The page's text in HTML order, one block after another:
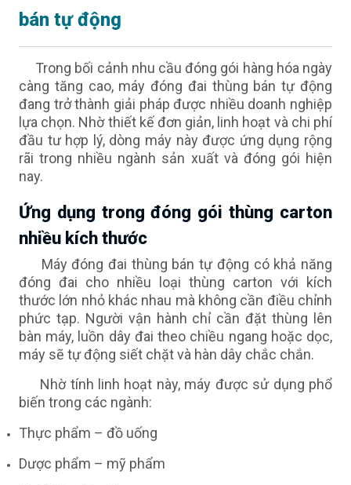
bán tự động
Trong bối cảnh nhu cầu đóng gói hàng hóa ngày
càng tăng cao, máy đóng đai thùng bán tự động
đang trở thành giải pháp được nhiều doanh nghiệp
lựa chọn. Nhờ thiết kế đơn giản, linh hoạt và chi phí
đầu tư hợp lý, dòng máy này được ứng dụng rộng
rãi trong nhiều ngành sản xuất và đóng gói hiện
nay.
Ứng dụng trong đóng gói thùng carton
nhiều kích thước
Máy đóng đai thùng bán tự động có khả năng
đóng đai cho nhiều loại thùng carton với kích
thước lớn nhỏ khác nhau mà không cần điều chỉnh
phức tạp. Người vận hành chỉ cần đặt thùng lên
bàn máy, luồn dây đai theo chiều ngang hoặc dọc,
máy sẽ tự động siết chặt và hàn dây chắc chắn.
Nhờ tính linh hoạt này, máy được sử dụng phổ
biến trong các ngành:
Thực phẩm – đồ uống
Dược phẩm – mỹ phẩm